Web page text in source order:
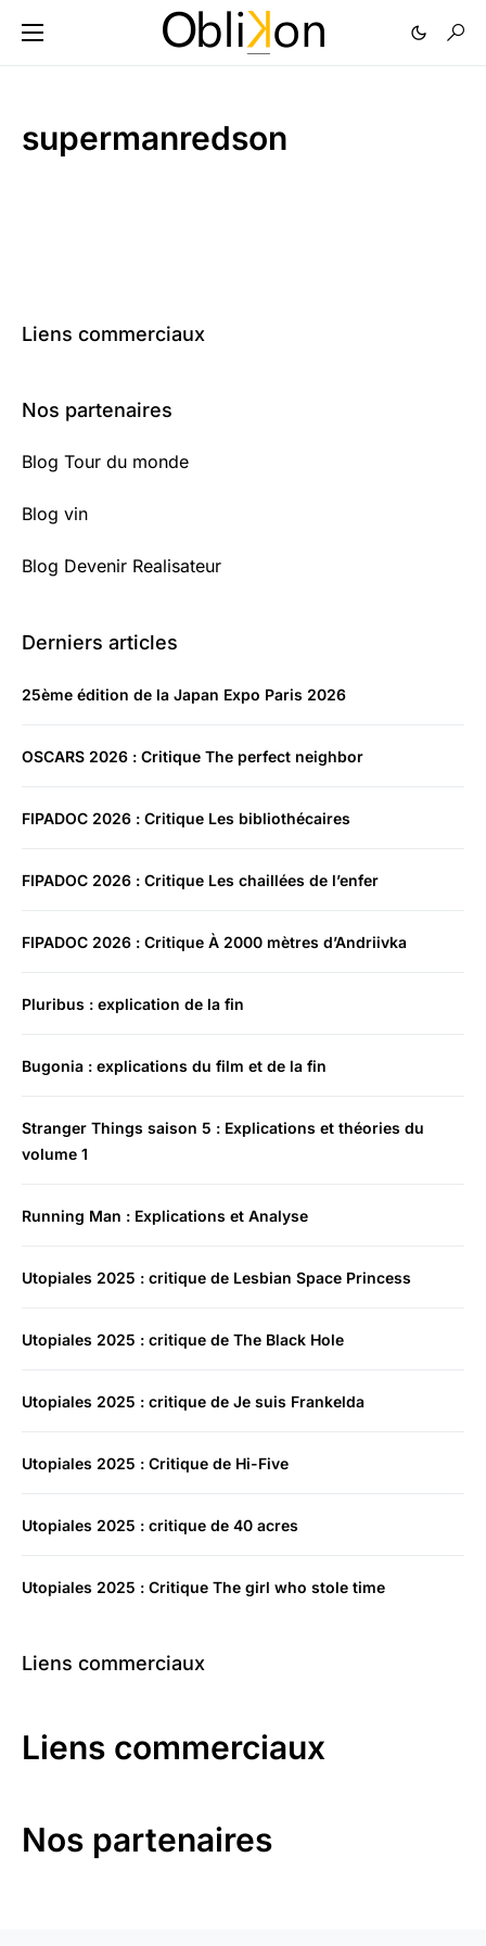
supermanredson
Liens commerciaux
Nos partenaires
Blog Tour du monde
Blog vin
Blog Devenir Realisateur
Derniers articles
25ème édition de la Japan Expo Paris 2026
OSCARS 2026 : Critique The perfect neighbor
FIPADOC 2026 : Critique Les bibliothécaires
FIPADOC 2026 : Critique Les chaillées de l’enfer
FIPADOC 2026 : Critique À 2000 mètres d’Andriivka
Pluribus : explication de la fin
Bugonia : explications du film et de la fin
Stranger Things saison 5 : Explications et théories du
volume 1
Running Man : Explications et Analyse
Utopiales 2025 : critique de Lesbian Space Princess
Utopiales 2025 : critique de The Black Hole
Utopiales 2025 : critique de Je suis Frankelda
Utopiales 2025 : Critique de Hi-Five
Utopiales 2025 : critique de 40 acres
Utopiales 2025 : Critique The girl who stole time
Liens commerciaux
Liens commerciaux
Nos partenaires